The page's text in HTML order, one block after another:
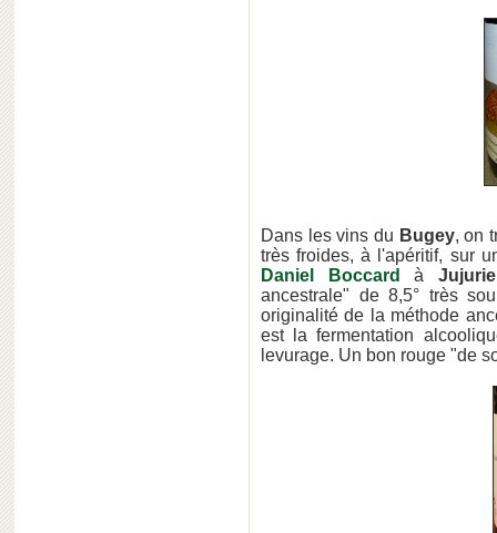
Dans les vins du Bugey, on
très froides, à l'apéritif, sur
Daniel Boccard
à
ancestrale" de 8,5° très
originalité de la méthode
est la fermentation
levurage. Un bon rouge "de